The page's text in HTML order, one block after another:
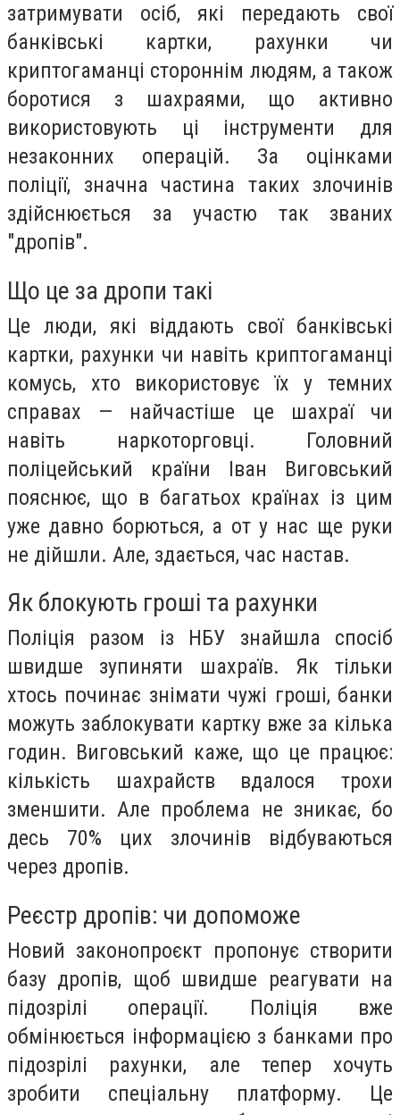
затримувати осіб, які передають свої
банківські картки, рахунки чи
криптогаманці стороннім людям, а також
боротися з шахраями, що активно
використовують ці інструменти для
незаконних операцій. За оцінками
поліції, значна частина таких злочинів
здійснюється за участю так званих
"дропів".
Що це за дропи такі
Це люди, які віддають свої банківські
картки, рахунки чи навіть криптогаманці
комусь, хто використовує їх у темних
справах — найчастіше це шахраї чи
навіть наркоторговці. Головний
поліцейський країни Іван Виговський
пояснює, що в багатьох країнах із цим
уже давно борються, а от у нас ще руки
не дійшли. Але, здається, час настав.
Як блокують гроші та рахунки
Поліція разом із НБУ знайшла спосіб
швидше зупиняти шахраїв. Як тільки
хтось починає знімати чужі гроші, банки
можуть заблокувати картку вже за кілька
годин. Виговський каже, що це працює:
кількість шахрайств вдалося трохи
зменшити. Але проблема не зникає, бо
десь 70% цих злочинів відбуваються
через дропів.
Реєстр дропів: чи допоможе
Новий законопроєкт пропонує створити
базу дропів, щоб швидше реагувати на
підозрілі операції. Поліція вже
обмінюється інформацією з банками про
підозрілі рахунки, але тепер хочуть
зробити спеціальну платформу. Це